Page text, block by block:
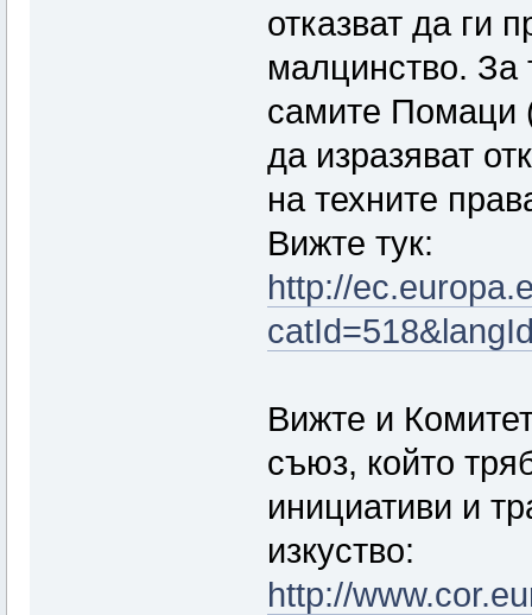
отказват да ги
малцинство. За
самите Помаци
да изразяват
на техните
Вижте тук:
http://
Вижте и
съюз, който
инициативи и
изкуство:
http://